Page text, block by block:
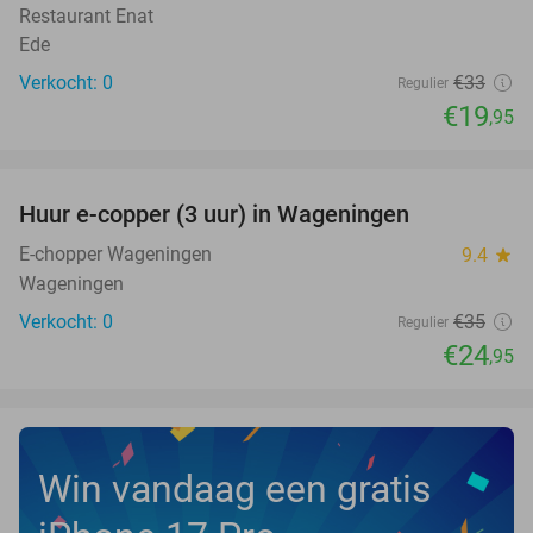
TODAY
Restaurant Enat
Ede
Verkocht: 0
Regulier €33
€19,95
TODAY
Huur e-copper (3 uur) in Wageningen
E-chopper Wageningen 9.4 star
Wageningen
Verkocht: 0
Regulier €35
€24,95
Win vandaag een gratis